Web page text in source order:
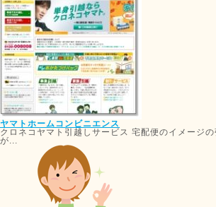
ヤマトホームコンビニエンス
クロネコヤマト引越しサービス 宅配便のイメージ
が...